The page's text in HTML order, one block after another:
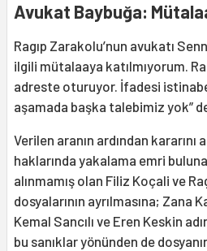
Avukat Baybuğa:
Ragıp Zarakolu’nun avukatı
ilgili mütalaaya katılmıyorum.
adreste oturuyor. İfadesi
aşamada başka talebimiz yok”
Verilen aranın ardından kararını
haklarında yakalama emri
alınmamış olan Filiz Koçali ve
dosyalarının ayrılmasına; Zana
Kemal Sancılı ve Eren Keskin
bu sanıklar yönünden de